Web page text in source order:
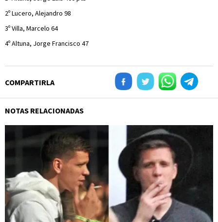
2º Lucero, Alejandro 98
3º Villa, Marcelo 64
4º Altuna, Jorge Francisco 47
COMPARTIRLA
NOTAS RELACIONADAS